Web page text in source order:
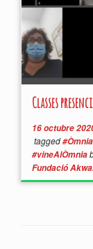
Classes
16 octubre
tagged
#vineAlÒmnia
Fundació